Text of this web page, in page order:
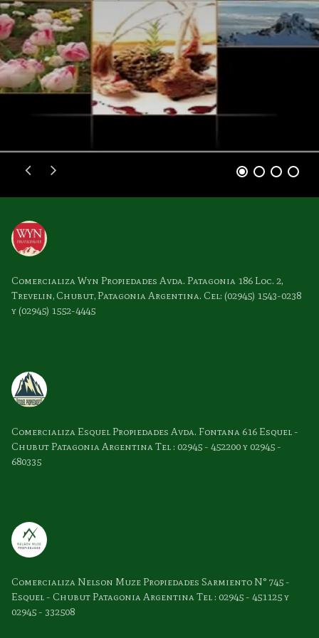
Comercializa Wyn Propiedades Avda. Patagonia 186 Loc. 2,
Trevelin, Chubut, Patagonia Argentina. Cel: (02945) 1543-0238
y (02945) 1552-4445
Comercializa Esquel Propiedades Avda. Fontana 616 Esquel -
Chubut Patagonia Argentina Tel : 02945 - 452200 y 02945 -
680335
Comercializa Nelson Muze Propiedades Sarmiento N° 745 -
Esquel - Chubut Patagonia Argentina Tel : 02945 - 451125 y
02945 - 332508